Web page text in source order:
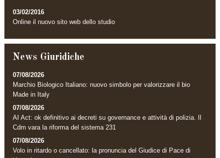
03/02/2016
Online il nuovo sito web dello studio
News Giuridiche
07/08/2026
Marchio Biologico Italiano: nuovo simbolo per valorizzare il bio
Made in Italy
07/08/2026
AI Act: ok definitivo ai decreti su governance e attività di polizia. Il
Cdm vara la riforma del sistema 231
07/08/2026
Volo in ritardo o cancellato: la pronuncia del Giudice di Pace di